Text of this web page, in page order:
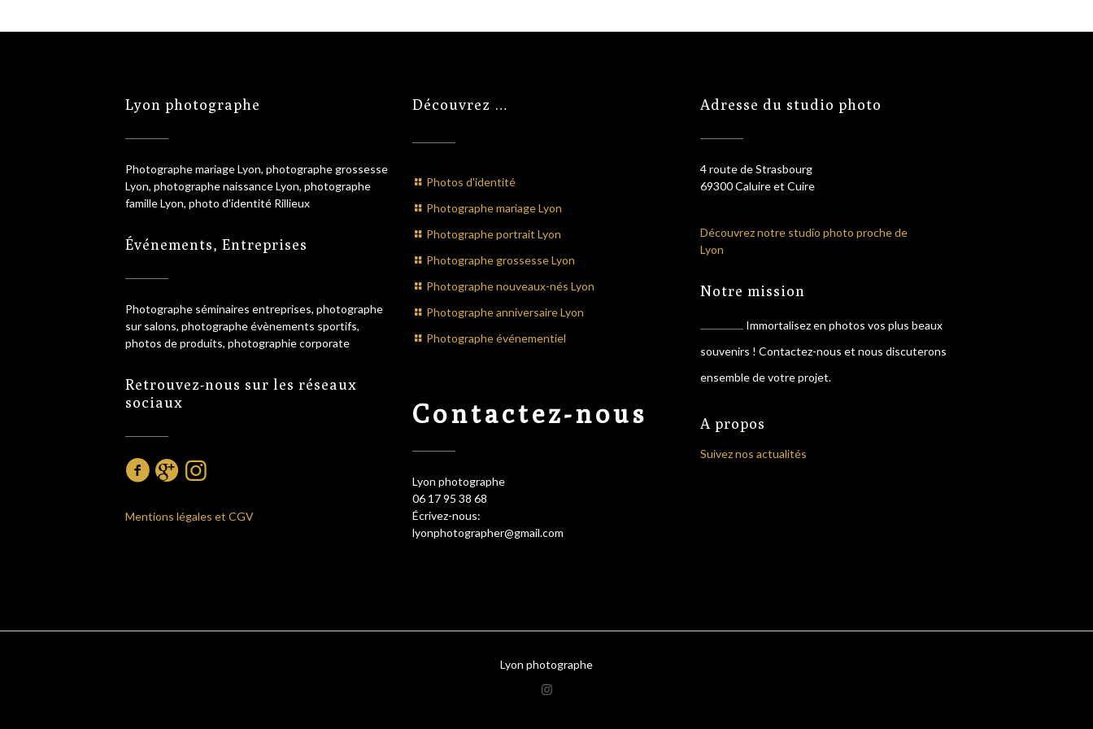
Lyon photographe
Photographe mariage Lyon, photographe grossesse
Lyon, photographe naissance Lyon, photographe
famille Lyon, photo d'identité Rillieux
Événements, Entreprises
Photographe séminaires entreprises, photographe
sur salons, photographe évènements sportifs,
photos de produits, photographie corporate
Retrouvez-nous sur les réseaux
sociaux
Mentions légales et CGV
Découvrez …
Photos d'identité
Photographe mariage Lyon
Photographe portrait Lyon
Photographe grossesse Lyon
Photographe nouveaux-nés Lyon
Photographe anniversaire Lyon
Photographe événementiel
Contactez-nous
Lyon photographe
06 17 95 38 68
Écrivez-nous:
lyonphotographer@gmail.com
Adresse du studio photo
4 route de Strasbourg
69300 Caluire et Cuire
Découvrez notre studio photo proche de
Lyon
Notre mission
Immortalisez en photos vos plus beaux
souvenirs ! Contactez-nous et nous discuterons
ensemble de votre projet.
A propos
Suivez nos actualités
Lyon photographe